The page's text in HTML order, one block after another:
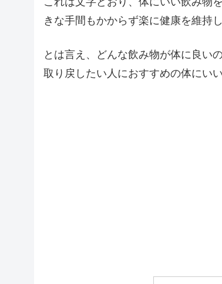
きな手間もかからず楽に健康を維持
とは言え、どんな飲み物が体に良い
取り戻したい人におすすめの体にい